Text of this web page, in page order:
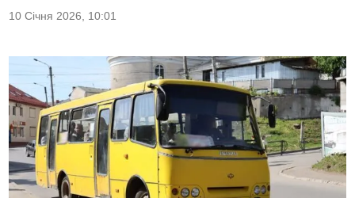
10 Січня 2026, 10:01